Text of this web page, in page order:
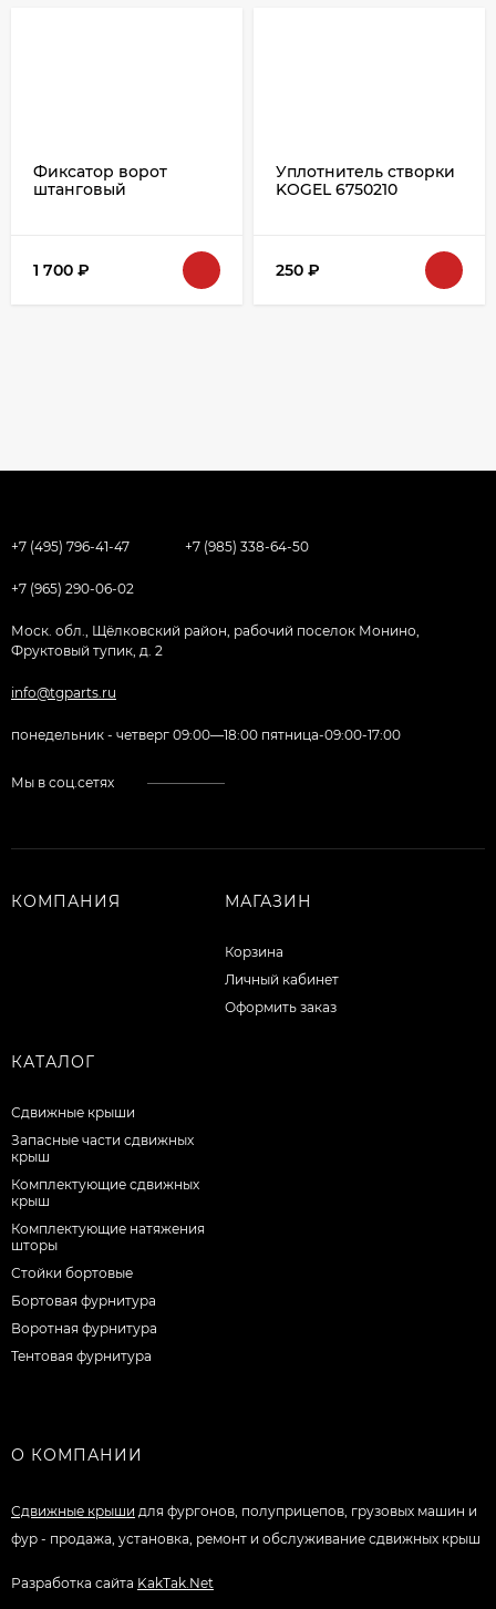
Фиксатор ворот
штанговый
1 700 ₽
Уплотнитель створки
KOGEL 6750210
250 ₽
+7 (495) 796-41-47 +7 (985) 338-64-50
+7 (965) 290-06-02
Моск. обл., Щёлковский район, рабочий поселок Монино,
Фруктовый тупик, д. 2
info@tgparts.ru
понедельник - четверг 09:00—18:00 пятница-09:00-17:00
Мы в соц.сетях
КОМПАНИЯ МАГАЗИН
Корзина
Личный кабинет
Оформить заказ
КАТАЛОГ
Сдвижные крыши
Запасные части сдвижных
крыш
Комплектующие сдвижных
крыш
Комплектующие натяжения
шторы
Стойки бортовые
Бортовая фурнитура
Воротная фурнитура
Тентовая фурнитура
О КОМПАНИИ
Сдвижные крыши для фургонов, полуприцепов, грузовых машин и
фур - продажа, установка, ремонт и обслуживание сдвижных крыш
Разработка сайта KakTak.Net